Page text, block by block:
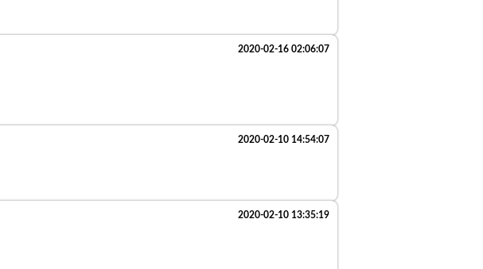
2020-02-16 02:06:07
2020-02-10 14:54:07
2020-02-10 13:35:19